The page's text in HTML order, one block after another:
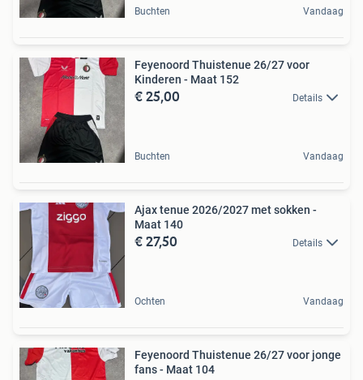
Buchten Vandaag
Feyenoord Thuistenue 26/27 voor
Kinderen - Maat 152
€ 25,00 Details
Buchten Vandaag
Ajax tenue 2026/2027 met sokken -
Maat 140
€ 27,50 Details
Ochten Vandaag
Feyenoord Thuistenue 26/27 voor jonge
fans - Maat 104